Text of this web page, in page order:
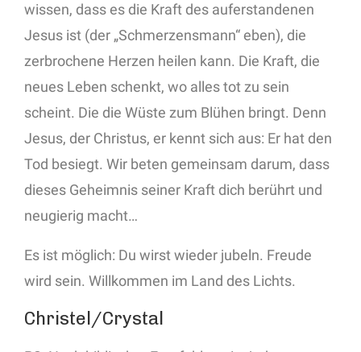
wissen, dass es die Kraft des auferstandenen
Jesus ist (der „Schmerzensmann“ eben), die
zerbrochene Herzen heilen kann. Die Kraft, die
neues Leben schenkt, wo alles tot zu sein
scheint. Die die Wüste zum Blühen bringt. Denn
Jesus, der Christus, er kennt sich aus: Er hat den
Tod besiegt. Wir beten gemeinsam darum, dass
dieses Geheimnis seiner Kraft dich berührt und
neugierig macht…
Es ist möglich: Du wirst wieder jubeln. Freude
wird sein. Willkommen im Land des Lichts.
Christel/Crystal